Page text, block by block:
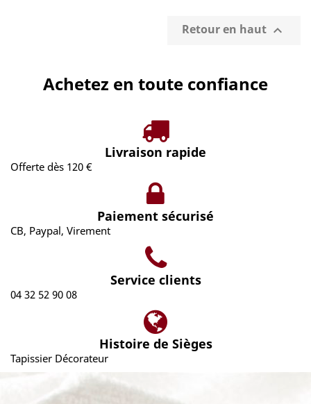
Retour en haut 
Achetez en toute confiance
Livraison rapide
Offerte dès 120 €
Paiement sécurisé
CB, Paypal, Virement
Service clients
04 32 52 90 08
Histoire de Sièges
Tapissier Décorateur